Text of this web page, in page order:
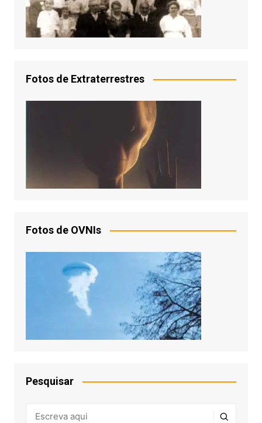
Fotos de Extraterrestres
Fotos de OVNIs
Pesquisar